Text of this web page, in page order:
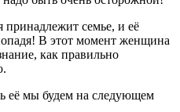
принадлежит семье, и её
В этот момент женщина
как правильно
её мы будем на следующем